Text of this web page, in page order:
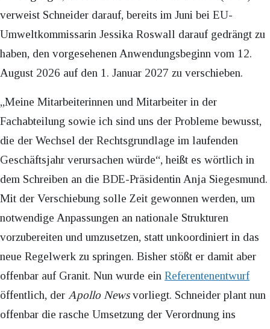
verweist Schneider darauf, bereits im Juni bei EU-
Umweltkommissarin Jessika Roswall darauf gedrängt zu
haben, den vorgesehenen Anwendungsbeginn vom 12.
August 2026 auf den 1. Januar 2027 zu verschieben.
„Meine Mitarbeiterinnen und Mitarbeiter in der
Fachabteilung sowie ich sind uns der Probleme bewusst,
die der Wechsel der Rechtsgrundlage im laufenden
Geschäftsjahr verursachen würde“, heißt es wörtlich in
dem Schreiben an die BDE-Präsidentin Anja Siegesmund.
Mit der Verschiebung solle Zeit gewonnen werden, um
notwendige Anpassungen an nationale Strukturen
vorzubereiten und umzusetzen, statt unkoordiniert in das
neue Regelwerk zu springen. Bisher stößt er damit aber
offenbar auf Granit. Nun wurde ein Referentenentwurf
öffentlich, der Apollo Newsvorliegt. Schneider plant nun
offenbar die rasche Umsetzung der Verordnung ins